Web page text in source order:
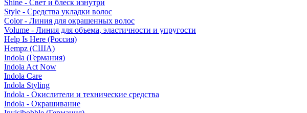
Shine - Свет и блеск изнутри
Style - Средства укладки волос
Color - Линия для окрашенных волос
Volume - Линия для объема, эластичности и упругости
Help Is Here (Россия)
Hempz (США)
Indola (Германия)
Indola Act Now
Indola Care
Indola Styling
Indola - Окислители и технические средства
Indola - Окрашивание